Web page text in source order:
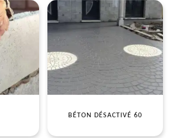
BÉTON DÉSACTIVÉ 60